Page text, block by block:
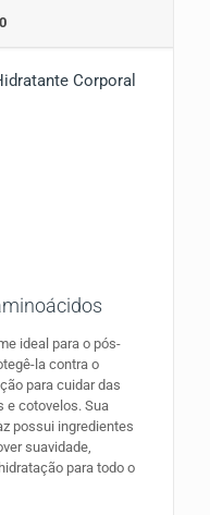
0
Corporal
ideal para o pós-
la contra o
para cuidar das
e cotovelos. Sua
possui ingredientes
suavidade,
para todo o